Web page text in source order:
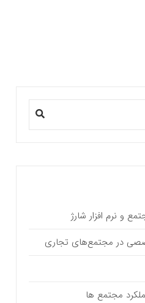
و نرم افزار شارژ
در مجتمع‌های تجاری
مجتمع ها